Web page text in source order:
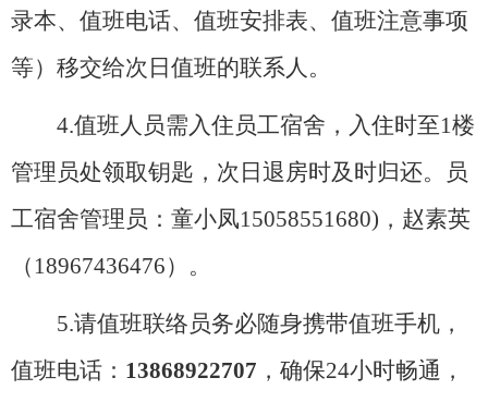
录本、值班电话、值班安排表、值班注意事项
等）移交给次日值班的联系人。
4.值班人员需入住员工宿舍，入住时至1楼
管理员处领取钥匙，次日退房时及时归还。员
工宿舍管理员：童小凤15058551680)，赵素英
（18967436476）。
5.请值班联络员务必随身携带值班手机，
值班电话： 13868922707 ，确保24小时畅通，